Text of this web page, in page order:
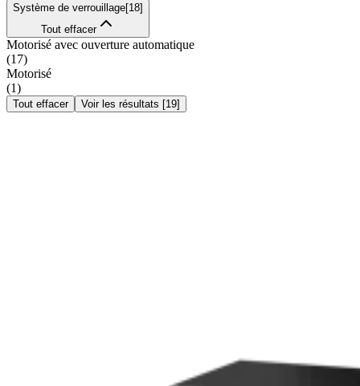
Système de verrouillage[18]
Tout effacer
Motorisé avec ouverture automatique
(17)
Motorisé
(1)
Tout effacer Voir les résultats [19]